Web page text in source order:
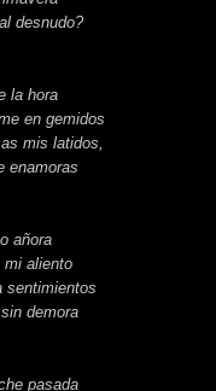
desnudo?
la hora
en gemidos
mis latidos,
enamoras
añora
aliento
sentimientos
demora
pasada